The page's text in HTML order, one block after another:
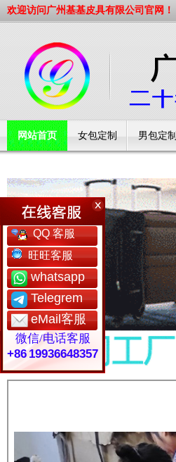
欢迎访问广州基基皮具有限公司官网！
网站首页 女包定制 男包定制
QQ 客服
旺旺客服
whatsapp
Telegrem
eMail客服
微信/电话客服
+86 19936648357